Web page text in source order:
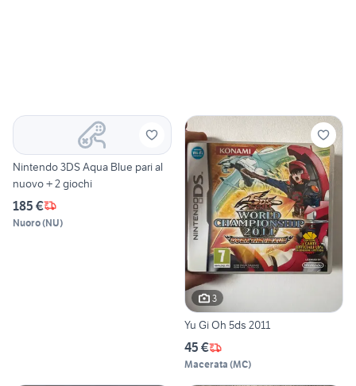
Nintendo 3DS Aqua Blue pari al
nuovo + 2 giochi
185 €
Nuoro(NU)
3
Yu Gi Oh 5ds 2011
45 €
Macerata (MC)